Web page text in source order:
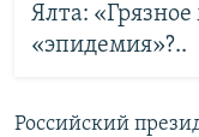
Ялта:
«эпидемия»?..
Российский